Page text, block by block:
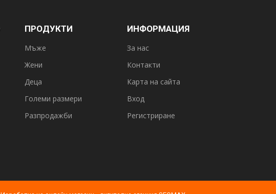
ПРОДУКТИ
Мъже
Жени
Деца
Големи размери
Разпродажби
ИНФОРМАЦИЯ
За нас
Контакти
Карта на сайта
Вход
Регистриране